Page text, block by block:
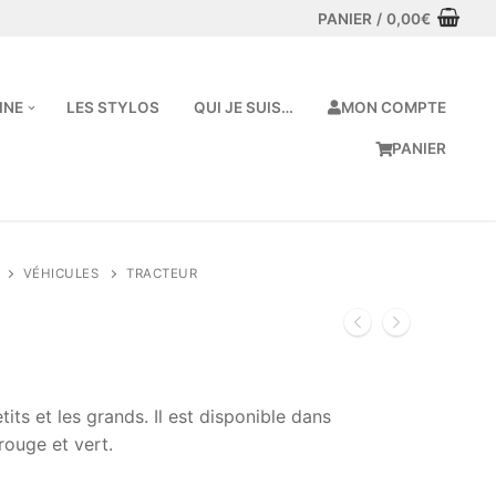
PANIER / 0,00€
LES STYLOS QUI JE SUIS… MON COMPTE
PANIER
VÉHICULES TRACTEUR
et les grands. Il est disponible dans
et vert.